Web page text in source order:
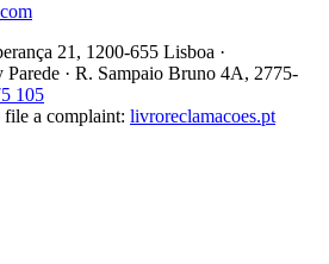
21, 1200-655 Lisboa ·
Parede · R. Sampaio Bruno 4A, 2775-
105
file a complaint: livroreclamacoes.pt